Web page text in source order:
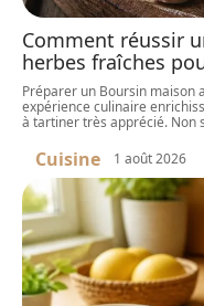
Comment réussir
herbes fraîches
Préparer un Boursin maison
expérience culinaire
à tartiner très apprécié. Non
Cuisine 1 août 2026